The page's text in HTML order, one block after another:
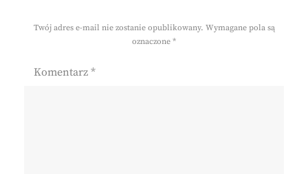
Twój adres e-mail nie zostanie opublikowany. Wymagane pola są
oznaczone *
Komentarz *